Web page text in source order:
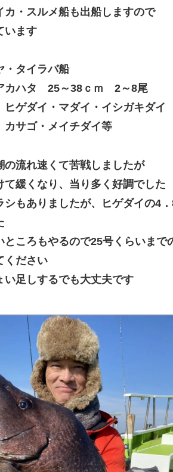
カ・スルメ船も出船しますので
います
・タイラバ船
カハタ 25～38ｃｍ 2～8尾
ゲダイ・マダイ・イシガキダイ
・メイチダイ等
の流れ速くて苦戦しましたが
て緩くなり、当り多く好調でした
シもありましたが、ヒゲダイの4
ところもやるので25号くらいまで
ください
い足しするでも大丈夫です